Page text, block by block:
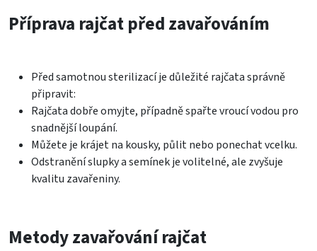
Příprava rajčat před zavařováním
Před samotnou sterilizací je důležité rajčata správně
připravit:
Rajčata dobře omyjte, případně spařte vroucí vodou pro
snadnější loupání.
Můžete je krájet na kousky, půlit nebo ponechat vcelku.
Odstranění slupky a semínek je volitelné, ale zvyšuje
kvalitu zavařeniny.
Metody zavařování rajčat